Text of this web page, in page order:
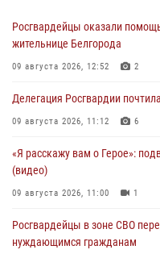
Росгвардейцы оказали
жительнице Белгорода
09 августа 2026, 12:52 2
Делегация Росгвардии
09 августа 2026, 11:12 6
«Я расскажу вам о Герое»:
(видео)
09 августа 2026, 11:00 1
Росгвардейцы в зоне СВО
нуждающимся гражданам